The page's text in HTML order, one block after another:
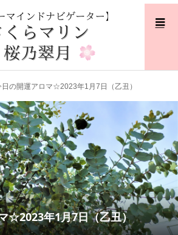
日の開運アロマ☆2023年1月7日（乙丑）
☆2023年1月7日（乙丑）